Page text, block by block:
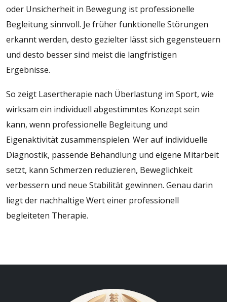
oder Unsicherheit in Bewegung ist professionelle
Begleitung sinnvoll. Je früher funktionelle Störungen
erkannt werden, desto gezielter lässt sich gegensteuern
und desto besser sind meist die langfristigen
Ergebnisse.
So zeigt Lasertherapie nach Überlastung im Sport, wie
wirksam ein individuell abgestimmtes Konzept sein
kann, wenn professionelle Begleitung und
Eigenaktivität zusammenspielen. Wer auf individuelle
Diagnostik, passende Behandlung und eigene Mitarbeit
setzt, kann Schmerzen reduzieren, Beweglichkeit
verbessern und neue Stabilität gewinnen. Genau darin
liegt der nachhaltige Wert einer professionell
begleiteten Therapie.